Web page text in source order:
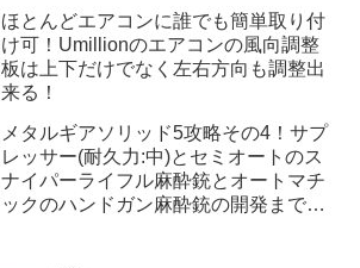
ほとんどエアコンに誰でも簡単取り付
け可！Umillionのエアコンの風向調整
板は上下だけでなく左右方向も調整出
来る！
メタルギアソリッド5攻略その4！サプ
レッサー(耐久力:中)とセミオートのス
ナイパーライフル麻酔銃とオートマチ
ックのハンドガン麻酔銃の開発までの